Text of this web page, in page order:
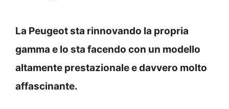
La Peugeot sta rinnovando la propria
gamma e lo sta facendo con un modello
altamente prestazionale e davvero molto
affascinante.